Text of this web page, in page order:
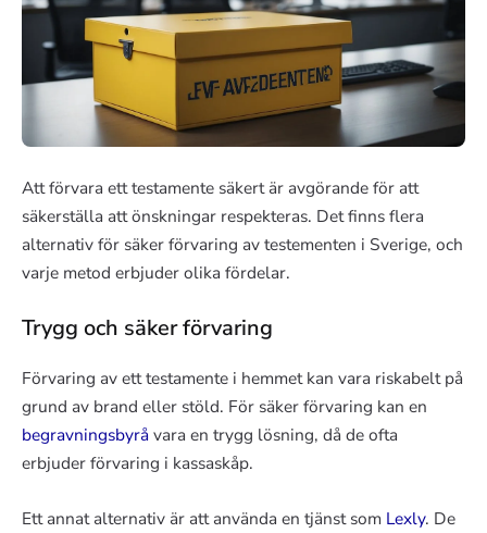
Att förvara ett testamente säkert är avgörande för att
säkerställa att önskningar respekteras. Det finns flera
alternativ för säker förvaring av testementen i Sverige, och
varje metod erbjuder olika fördelar.
Trygg och säker förvaring
Förvaring av ett testamente i hemmet kan vara riskabelt på
grund av brand eller stöld. För säker förvaring kan en
begravningsbyrå vara en trygg lösning, då de ofta
erbjuder förvaring i kassaskåp.
Ett annat alternativ är att använda en tjänst som Lexly. De